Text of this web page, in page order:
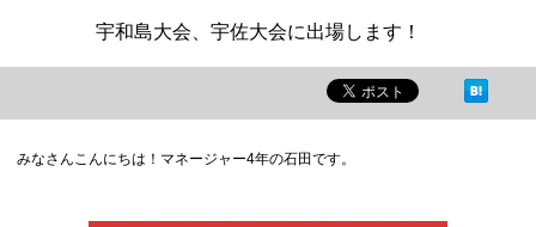
宇和島大会、宇佐大会に出場します！
みなさんこんにちは！マネージャー4年の石田です。